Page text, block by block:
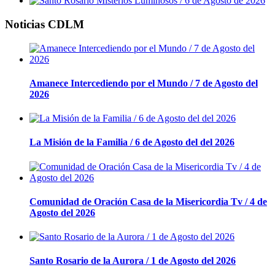
Noticias CDLM
Amanece Intercediendo por el Mundo / 7 de Agosto del
2026
La Misión de la Familia / 6 de Agosto del del 2026
Comunidad de Oración Casa de la Misericordia Tv / 4 de
Agosto del 2026
Santo Rosario de la Aurora / 1 de Agosto del 2026